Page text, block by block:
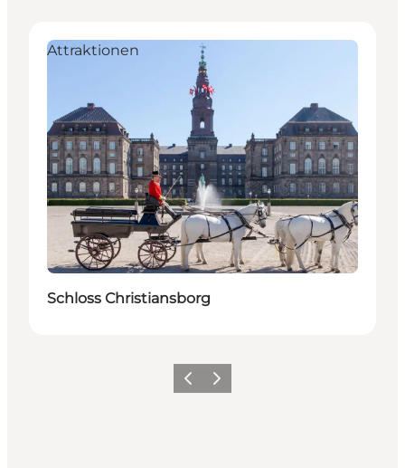
Attraktionen
Schloss Christiansborg
ZurückWeiter